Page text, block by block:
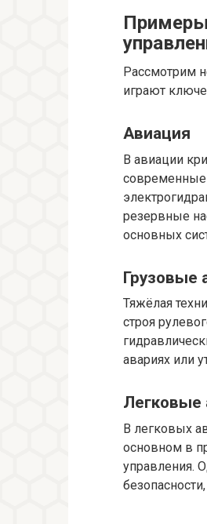
Примеры
Рассмотрим
играют
Авиация
В авиации
резервные
основных
Грузовые
Тяжёлая
строя
авариях или
Легковые
В легковых
основном в
управления.